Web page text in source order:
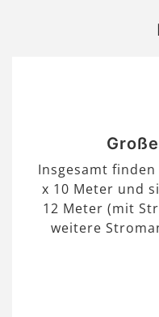
Insgesamt
x 10 Meter und
12 Meter (mit
weitere